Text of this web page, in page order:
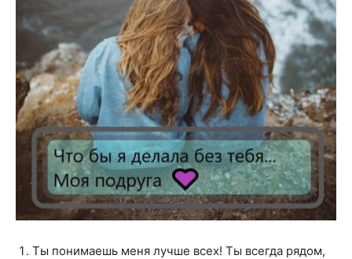
Ты понимаешь меня лучше всех! Ты всегда рядом,